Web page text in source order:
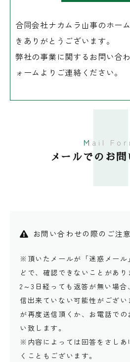
合同会社ナカムラ山事のホー
きありがとうございます。
弊社の事業に関するお問い合
ォームよりご連絡ください。
Mail
メールでのお
お問い合わせの際のご注意
※頂いたメールが「迷惑メール
どで、確認できないことがあり
2～3日経っても返答が無い場
信出来ていない可能性がござ
が再度送信頂くか、お電話で
い致します。
※内容によっては回答をさしあ
くこともございます。